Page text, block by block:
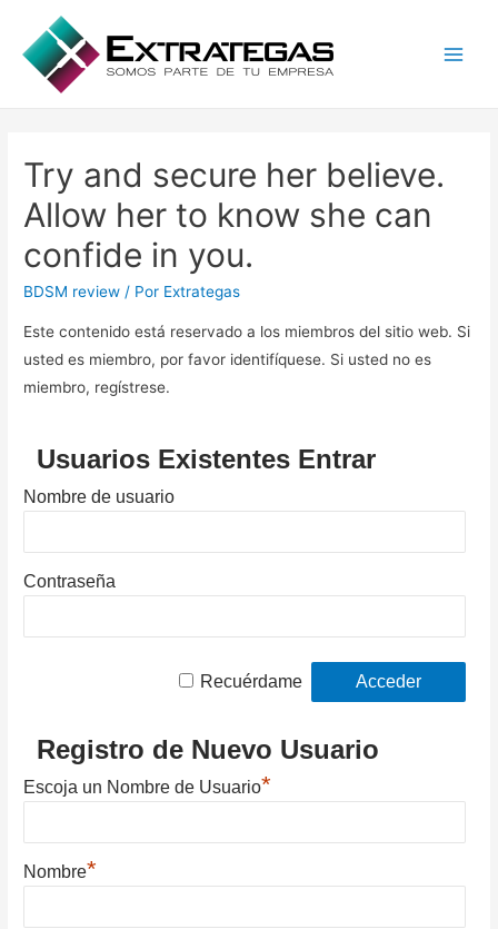
Try and secure her believe.
Allow her to know she can
confide in you.
BDSM review / Por Extrategas
Este contenido está reservado a los miembros del sitio web. Si
usted es miembro, por favor identifíquese. Si usted no es
miembro, regístrese.
Usuarios Existentes Entrar
Nombre de usuario
Contraseña
Recuérdame
Registro de Nuevo Usuario
Escoja un Nombre de Usuario*
Nombre*